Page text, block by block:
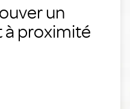
un
proximité